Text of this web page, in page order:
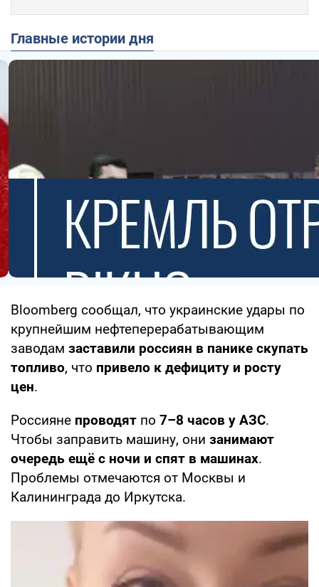
Главные истории дня
Bloomberg сообщал, что украинские удары по
крупнейшим нефтеперерабатывающим
заводам заставили россиян в панике скупать
топливо, что привело к дефициту и росту
цен.
Россияне проводят по 7–8 часов у АЗС.
Чтобы заправить машину, они занимают
очередь ещё с ночи и спят в машинах.
Проблемы отмечаются от Москвы и
Калининграда до Иркутска.